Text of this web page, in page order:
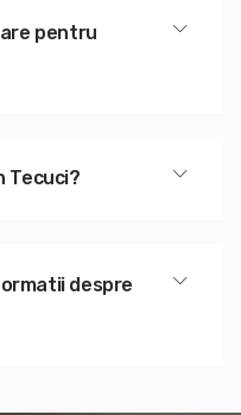
pentru
Tecuci?
despre